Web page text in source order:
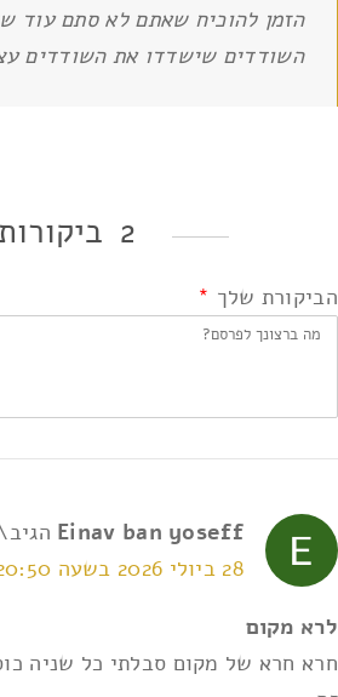
הזמן להוכיח שאתם לא סתם עוד
השודדים שישדדו את השודדים
2 ביקורות
הביקורת שלך *
אני מאשר/ת את
Einav ban yoseff
28 ביולי 2026 בשעה 20:50
לרא מקום
חרא חרא של מקום סבלתי כל שניה